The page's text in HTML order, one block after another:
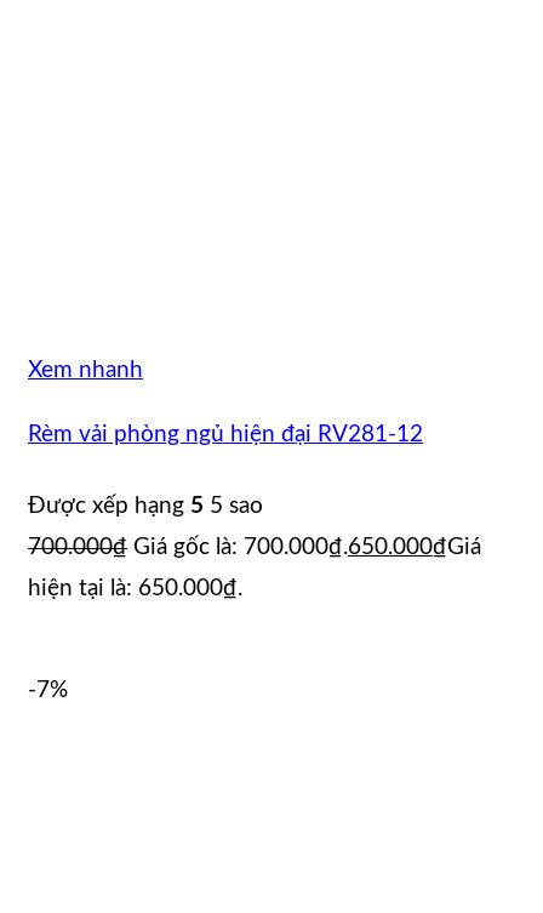
Xem nhanh
Rèm vải phòng ngủ hiện đại RV281-12
Được xếp hạng 5 5 sao
700.000₫ Giá gốc là: 700.000₫.650.000₫Giá
hiện tại là: 650.000₫.
-7%